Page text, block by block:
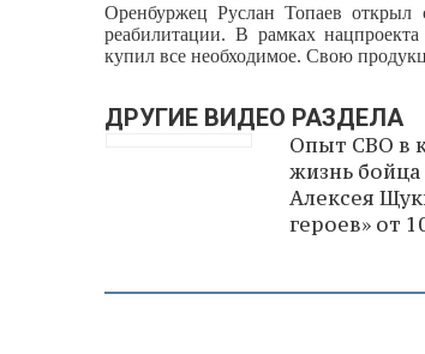
Оренбуржец Руслан Топаев открыл
реабилитации. В рамках
купил все необходимое. Свою
ДРУГИЕ ВИДЕО РАЗДЕЛА
Опыт СВО в
жизнь бойца
Алексея
героев» от